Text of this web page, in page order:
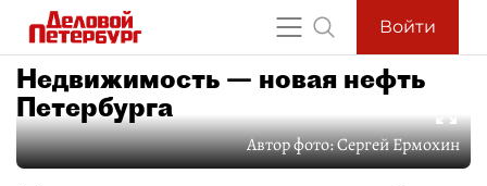
Войти
Недвижимость — новая нефть
Петербурга
Автор фото:Сергей Ермохин